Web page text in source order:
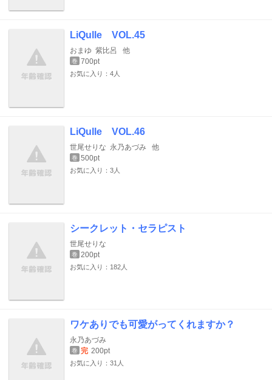
LiQulle VOL.45
おまゆ 紫比呂 他
巻 700pt
お気に入り：4人
LiQulle VOL.46
世尾せりな 永乃あづみ 他
巻 500pt
お気に入り：3人
シークレット・セラピスト
世尾せりな
巻 200pt
お気に入り：182人
ワケありでも可愛がってくれますか？
永乃あづみ
巻 完 200pt
お気に入り：31人